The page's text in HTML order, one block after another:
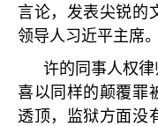
言论，发表尖锐的
领导人习近平主席。
许的同事人权
喜以同样的颠覆罪
透顶，监狱方面没